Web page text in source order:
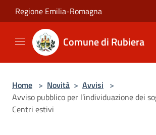
Salta al contenuto principale
Regione Emilia-Romagna
Comune di Rubiera
Home > Novità > Avvisi >
Avviso pubblico per l’individuazione dei
Centri estivi